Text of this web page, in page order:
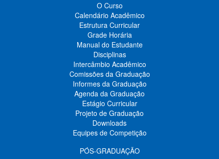
O Curso
Calendário Acadêmico
Estrutura Curricular
Grade Horária
Manual do Estudante
Disciplinas
Intercâmbio Acadêmico
Comissões da Graduação
Informes da Graduação
Agenda da Graduação
Estágio Curricular
Projeto de Graduação
Downloads
Equipes de Competição
PÓS-GRADUAÇÃO